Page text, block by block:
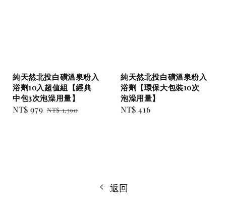
純天然北投白磺溫泉粉入
浴劑10入超值組【經典
中包3次泡澡用量】
Sale
NT$ 979 Regular
NT$ 1,390
純天然北投白磺溫泉粉入
浴劑【環保大包裝10次
泡澡用量】
Regular
NT$ 416
返回